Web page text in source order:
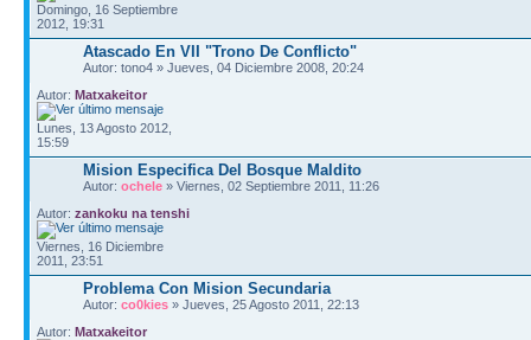
Domingo, 16 Septiembre
2012, 19:31
Atascado En VII "Trono De Conflicto"
Autor: tono4 » Jueves, 04 Diciembre 2008, 20:24
Autor: Matxakeitor
Lunes, 13 Agosto 2012,
15:59
Mision Especifica Del Bosque Maldito
Autor: ochele » Viernes, 02 Septiembre 2011, 11:26
Autor: zankoku na tenshi
Viernes, 16 Diciembre
2011, 23:51
Problema Con Mision Secundaria
Autor: co0kies » Jueves, 25 Agosto 2011, 22:13
Autor: Matxakeitor